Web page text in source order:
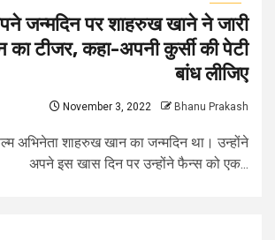
जन्मदिन पर शाहरुख खाने ने जारी
का टीजर, कहा-अपनी कुर्सी की पेटी
बांध लीजिए
November 3, 2022 Bhanu Prakash
अभिनेता शाहरुख खान का जन्मदिन था। उन्होंने
अपने इस खास दिन पर उन्होंने फैन्स को एक...